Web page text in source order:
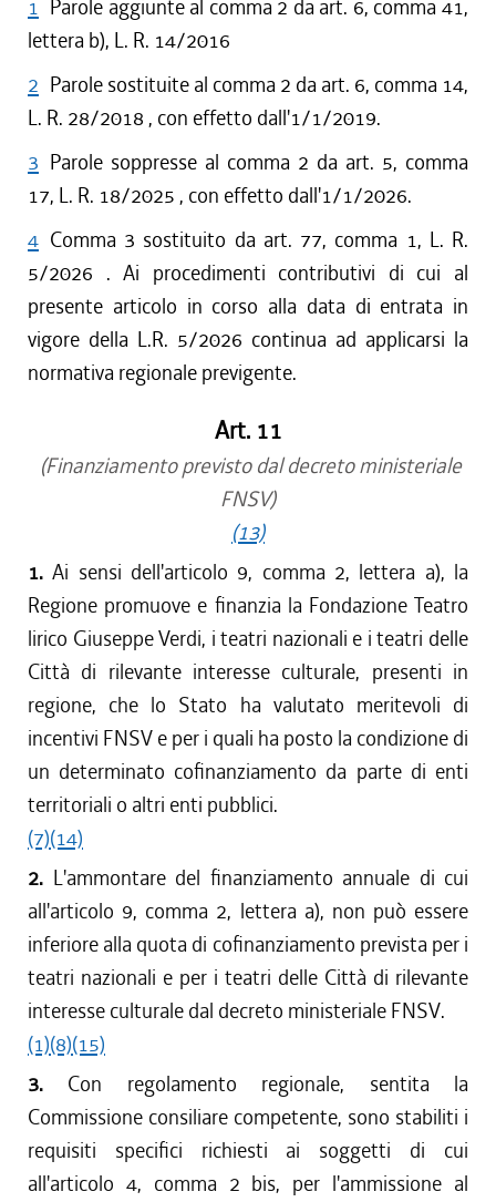
1 Parole aggiunte al comma 2 da art. 6, comma 41,
lettera b), L. R. 14/2016
2 Parole sostituite al comma 2 da art. 6, comma 14,
L. R. 28/2018 , con effetto dall'1/1/2019.
3 Parole soppresse al comma 2 da art. 5, comma
17, L. R. 18/2025 , con effetto dall'1/1/2026.
4 Comma 3 sostituito da art. 77, comma 1, L. R.
5/2026 . Ai procedimenti contributivi di cui al
presente articolo in corso alla data di entrata in
vigore della L.R. 5/2026 continua ad applicarsi la
normativa regionale previgente.
Art. 11
(Finanziamento previsto dal decreto ministeriale
FNSV)
(13)
1.Ai sensi dell'articolo 9, comma 2, lettera a), la
Regione promuove e finanzia la Fondazione Teatro
lirico Giuseppe Verdi, i teatri nazionali e i teatri delle
Città di rilevante interesse culturale, presenti in
regione, che lo Stato ha valutato meritevoli di
incentivi FNSV e per i quali ha posto la condizione di
un determinato cofinanziamento da parte di enti
territoriali o altri enti pubblici.
(7)(14)
2. L'ammontare del finanziamento annuale di cui
all'articolo 9, comma 2, lettera a), non può essere
inferiore alla quota di cofinanziamento prevista per i
teatri nazionali e per i teatri delle Città di rilevante
interesse culturale dal decreto ministeriale FNSV.
(1)(8)(15)
3. Con regolamento regionale, sentita la
Commissione consiliare competente, sono stabiliti i
requisiti specifici richiesti ai soggetti di cui
all'articolo 4, comma 2 bis, per l'ammissione al